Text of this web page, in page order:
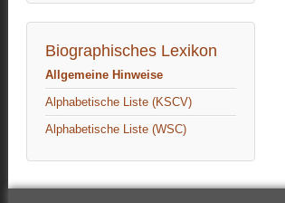
Biographisches Lexikon
Allgemeine Hinweise
Alphabetische Liste (KSCV)
Alphabetische Liste (WSC)